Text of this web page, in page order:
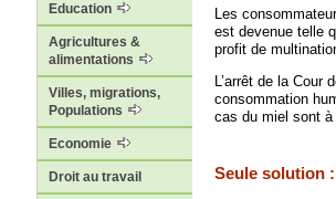
Education
Agricultures &
alimentations
Villes, migrations,
Populations
Economie
Droit au travail
Les
est devenue telle
profit de
L’arrêt de la Cour
consommation
cas du miel sont à
Seule solution